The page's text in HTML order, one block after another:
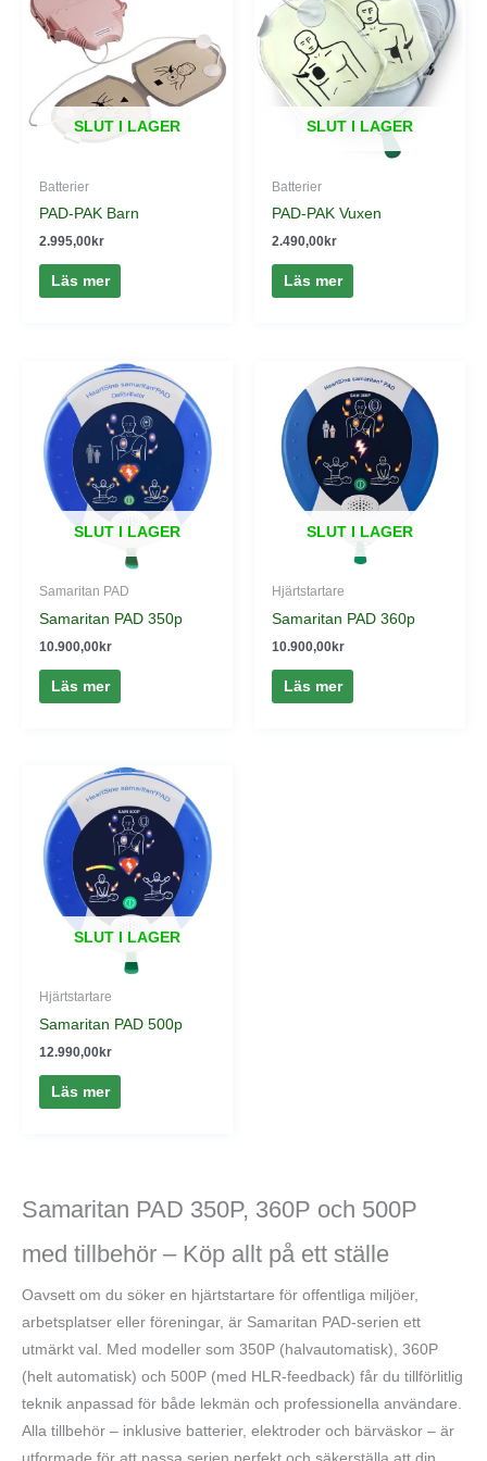
SLUT I LAGER
Batterier
PAD-PAK Barn
2.995,00kr
Läs mer
SLUT I LAGER
Batterier
PAD-PAK Vuxen
2.490,00kr
Läs mer
SLUT I LAGER
Samaritan PAD
Samaritan PAD 350p
10.900,00kr
Läs mer
SLUT I LAGER
Hjärtstartare
Samaritan PAD 360p
10.900,00kr
Läs mer
SLUT I LAGER
Hjärtstartare
Samaritan PAD 500p
12.990,00kr
Läs mer
Samaritan PAD 350P, 360P och 500P
med tillbehör – Köp allt på ett ställe
Oavsett om du söker en hjärtstartare för offentliga miljöer,
arbetsplatser eller föreningar, är Samaritan PAD-serien ett
utmärkt val. Med modeller som 350P (halvautomatisk), 360P
(helt automatisk) och 500P (med HLR-feedback) får du tillförlitlig
teknik anpassad för både lekmän och professionella användare.
Alla tillbehör – inklusive batterier, elektroder och bärväskor – är